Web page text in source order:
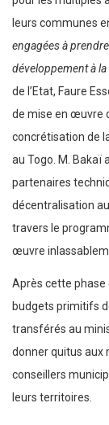
leurs communes
engagées à
développement à la
de l’Etat, Faure
de mise en œuvre
concrétisation de
au Togo. M. Bakaï
partenaires
décentralisation
travers le
œuvre
Après cette phase
budgets primitifs
transférés au
donner quitus aux
conseillers
leurs territoires.